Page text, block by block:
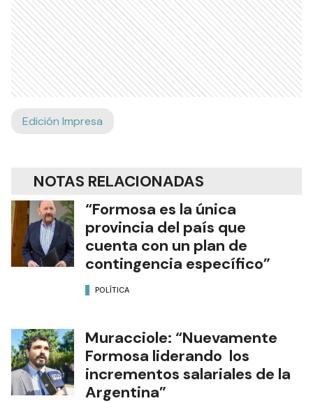
Edición Impresa
NOTAS RELACIONADAS
“Formosa es la única
provincia del país que
cuenta con un plan de
contingencia específico”
POLÍTICA
Muracciole: “Nuevamente
Formosa liderando los
incrementos salariales de la
Argentina”